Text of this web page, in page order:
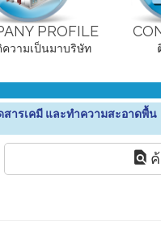
PROFILE
วามเป็นมาบริษัท
สารเคมี และทำความสะอาดพื้น
ค้